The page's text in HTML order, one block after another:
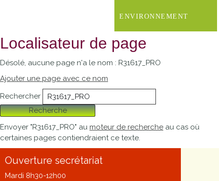
ENVIRONNEMENT
Localisateur de page
Désolé, aucune page n'a le nom : R31617_PRO
Ajouter une page avec ce nom
Rechercher
Recherche
Envoyer "R31617_PRO" au moteur de recherche au cas où
certaines pages contiendraient ce texte.
Ouverture secrétariat
Mardi 8h30-12h00